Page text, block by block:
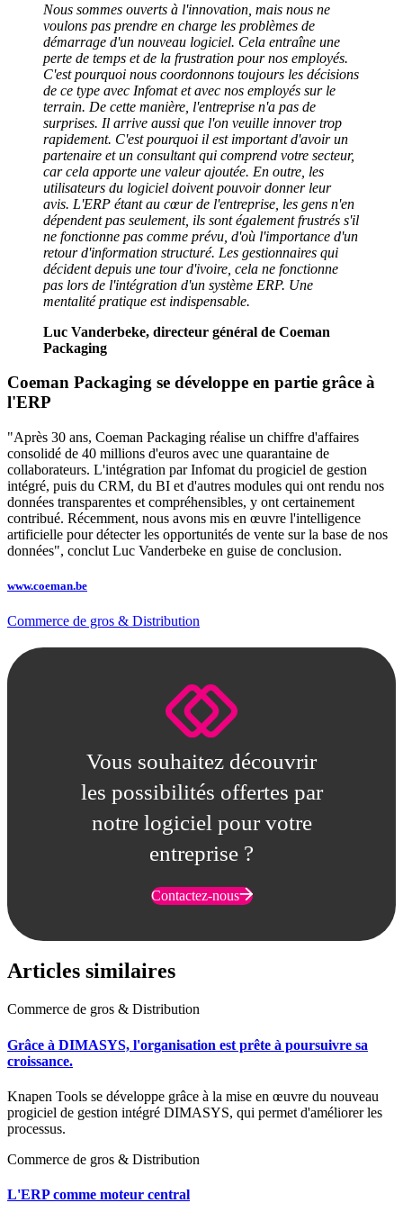
Nous sommes ouverts à l'innovation, mais nous ne
voulons pas prendre en charge les problèmes de
démarrage d'un nouveau logiciel. Cela entraîne une
perte de temps et de la frustration pour nos employés.
C'est pourquoi nous coordonnons toujours les décisions
de ce type avec Infomat et avec nos employés sur le
terrain. De cette manière, l'entreprise n'a pas de
surprises. Il arrive aussi que l'on veuille innover trop
rapidement. C'est pourquoi il est important d'avoir un
partenaire et un consultant qui comprend votre secteur,
car cela apporte une valeur ajoutée. En outre, les
utilisateurs du logiciel doivent pouvoir donner leur
avis. L'ERP étant au cœur de l'entreprise, les gens n'en
dépendent pas seulement, ils sont également frustrés s'il
ne fonctionne pas comme prévu, d'où l'importance d'un
retour d'information structuré. Les gestionnaires qui
décident depuis une tour d'ivoire, cela ne fonctionne
pas lors de l'intégration d'un système ERP. Une
mentalité pratique est indispensable.
Luc Vanderbeke, directeur général de Coeman
Packaging
Coeman Packaging se développe en partie grâce à
l'ERP
"Après 30 ans, Coeman Packaging réalise un chiffre d'affaires
consolidé de 40 millions d'euros avec une quarantaine de
collaborateurs. L'intégration par Infomat du progiciel de gestion
intégré, puis du CRM, du BI et d'autres modules qui ont rendu nos
données transparentes et compréhensibles, y ont certainement
contribué. Récemment, nous avons mis en œuvre l'intelligence
artificielle pour détecter les opportunités de vente sur la base de nos
données", conclut Luc Vanderbeke en guise de conclusion.
www.coeman.be
Commerce de gros & Distribution
Vous souhaitez découvrir
les possibilités offertes par
notre logiciel pour votre
entreprise ?
Contactez-nous
Articles similaires
Commerce de gros & Distribution
Grâce à DIMASYS, l'organisation est prête à poursuivre sa
croissance.
Knapen Tools se développe grâce à la mise en œuvre du nouveau
progiciel de gestion intégré DIMASYS, qui permet d'améliorer les
processus.
Commerce de gros & Distribution
L'ERP comme moteur central